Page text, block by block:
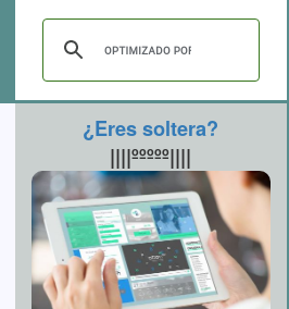
¿Eres soltera?
||||ººººº||||